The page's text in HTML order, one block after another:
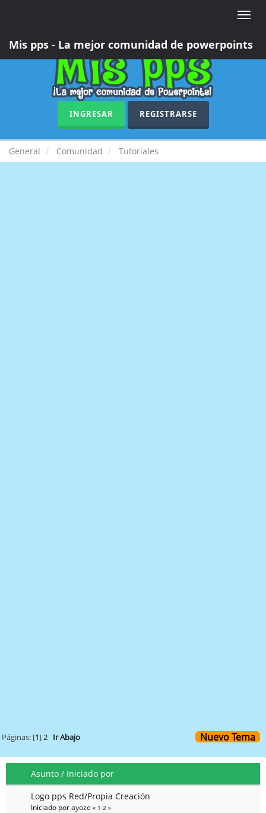
Toggle
Mis pps - La mejor comunidad de powerpoints
INGRESAR REGISTRARSE
General Comunidad Tutoriales
Páginas: [1]2 Ir Abajo Nuevo Tema
Asunto / Iniciado por
Logo pps Red/Propia Creación
Iniciado porayoze « 1 2 »